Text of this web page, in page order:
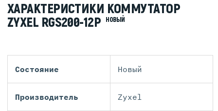
ХАРАКТЕРИСТИКИ КОММУТАТОР
ZYXEL RGS200-12P
НОВЫЙ
Состояние Новый
Производитель Zyxel